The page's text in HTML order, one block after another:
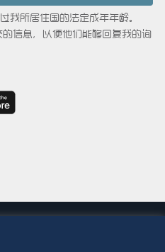
我所居住国的法定成年年龄。
信息，以便他们能够回复我的询